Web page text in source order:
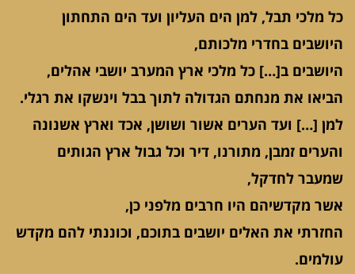
כל מלכי תבל, למן הים העליון ועד הים התחתון
היושבים בחדרי מלכותם,
היושבים ב[…] כל מלכי ארץ המערב יושבי אהלים,
הביאו את מנחתם הגדולה לתוך בבל וינשקו את רגלי.
למן […] ועד הערים אשור ושושן, אכד וארץ אשנונה
והערים זמבן, מתורנו, דיר וכל גבול ארץ הגותים
שמעבר לחדקל,
אשר מקדשיהם היו חרבים מלפני כן,
החזרתי את האלים יושבים בתוכם, וכוננתי להם מקדש
עולמים.